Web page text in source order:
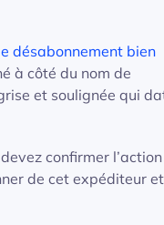
désabonnement bien
à côté du nom de
et soulignée qui
confirmer
de cet expéditeur et